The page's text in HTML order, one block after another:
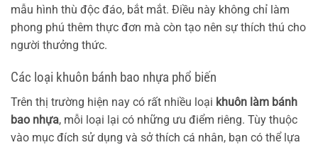
mẫu hình thù độc đáo, bắt mắt. Điều này không chỉ làm
phong phú thêm thực đơn mà còn tạo nên sự thích thú cho
người thưởng thức.
Các loại khuôn bánh bao nhựa phổ biến
Trên thị trường hiện nay có rất nhiều loại khuôn làm bánh
bao nhựa, mỗi loại lại có những ưu điểm riêng. Tùy thuộc
vào mục đích sử dụng và sở thích cá nhân, bạn có thể lựa